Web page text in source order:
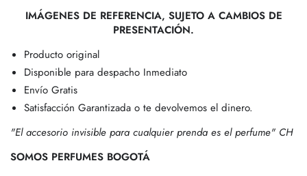
IMÁGENES DE REFERENCIA, SUJETO A CAMBIOS DE
PRESENTACIÓN.
Producto original
Disponible para despacho Inmediato
Envío Gratis
Satisfacción Garantizada o te devolvemos el dinero.
"El accesorio invisible para cualquier prenda es el perfume" CH
SOMOS PERFUMES BOGOTÁ